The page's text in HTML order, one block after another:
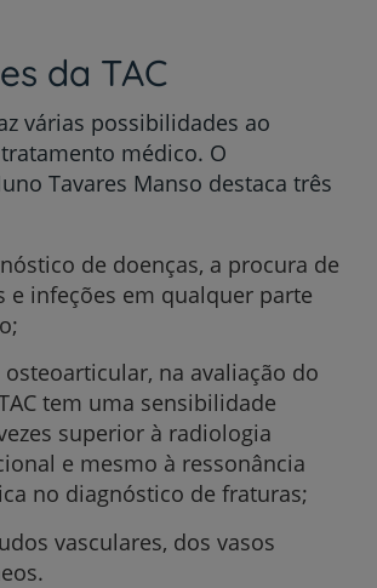
da TAC
várias possibilidades ao
médico. O
Tavares Manso destaca três
de doenças, a procura de
e infeções em qualquer parte
osteoarticular, na avaliação do
tem uma sensibilidade
superior à radiologia
e mesmo à ressonância
no diagnóstico de fraturas;
vasculares, dos vasos